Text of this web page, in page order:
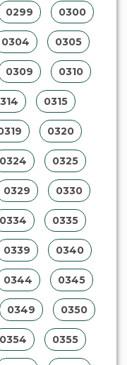
0299 0300
0304 0305
0309 0310
0315
0320
0324 0325
0329 0330
0334 0335
0339 0340
0344 0345
0349 0350
0354 0355